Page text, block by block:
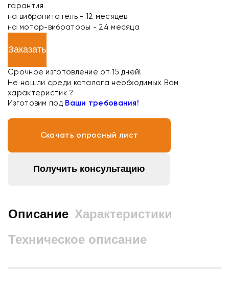
гарантия
на вибропитатель - 12 месяцев
на мотор-вибраторы - 24 месяца
Заказать
Срочное изготовление от 15 дней!
Не нашли среди каталога необходимых Вам
характеристик ?
Изготовим под Ваши требования!
Скачать опросный лист
Получить консультацию
Описание Характеристики
Техническое описание